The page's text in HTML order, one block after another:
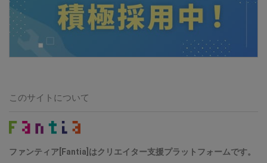
このサイトについて
ファンティア[Fantia]はクリエイター支援プラットフォームです。